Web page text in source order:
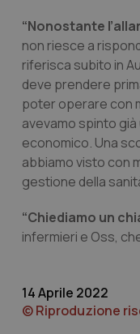
“Nonostante
non riesce a
riferisca subito in
deve prendere
poter operare con
avevamo spinto
economico. Una
abbiamo visto con
gestione della
“Chiediamo un
infermieri e Oss,
14 Aprile 2022
© Riproduzione